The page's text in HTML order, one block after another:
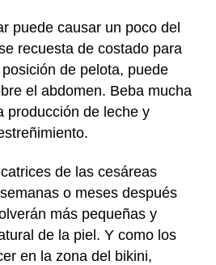
puede causar un poco del
recuesta de costado para
de pelota, puede
el abdomen. Beba mucha
producción de leche y
de las cesáreas
o meses después
más pequeñas y
de la piel. Y como los
en la zona del bikini,